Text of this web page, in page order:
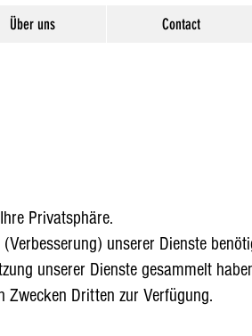
Über uns Contact
Privatsphäre.
unserer Dienste
unserer Dienste gesammelt
Zwecken Dritten zur Verfügung.